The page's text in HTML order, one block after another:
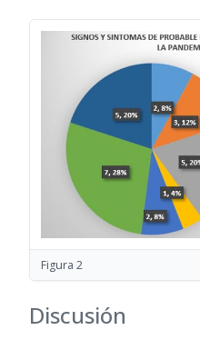
Figura 2
Discusión